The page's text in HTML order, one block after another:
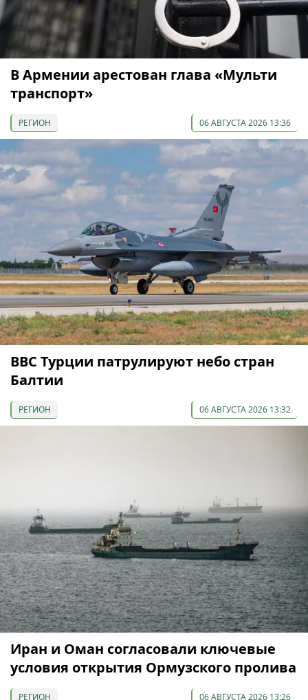
В Армении арестован глава «Мульти
транспорт»
РЕГИОН 06 АВГУСТА 2026 13:36
ВВС Турции патрулируют небо стран
Балтии
РЕГИОН 06 АВГУСТА 2026 13:32
Иран и Оман согласовали ключевые
условия открытия Ормузского пролива
РЕГИОН 06 АВГУСТА 2026 13:26